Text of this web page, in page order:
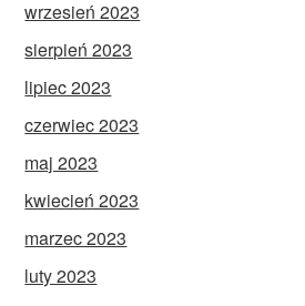
wrzesień 2023
sierpień 2023
lipiec 2023
czerwiec 2023
maj 2023
kwiecień 2023
marzec 2023
luty 2023